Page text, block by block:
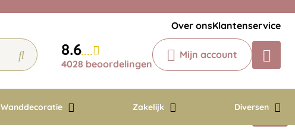
Over onsKlantenservice
8.6
4028 beoordelingen
Mijn account
Wanddecoratie Zakelijk Diversen
Chatbot
Chat 24/7 met onze chatbot voor
Contact